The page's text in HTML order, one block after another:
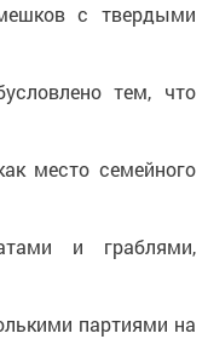
с твердыми
тем, что
место семейного
и граблями,
партиями на